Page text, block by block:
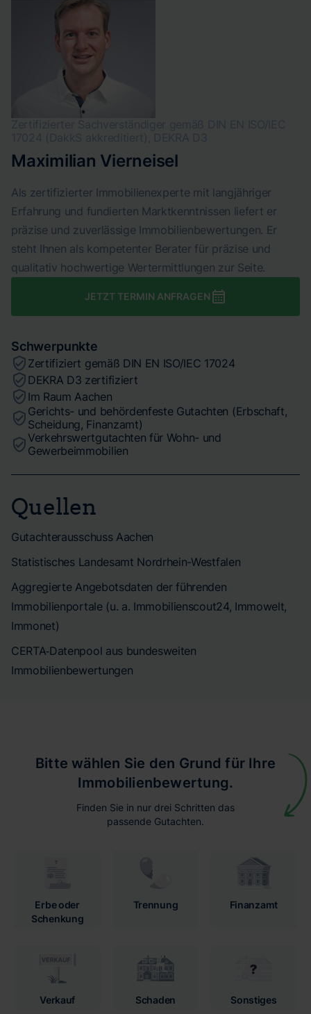
Maximilian Vierneisel
Als zertifizierter Immobilienexperte mit langjähriger
Erfahrung und fundierten Marktkenntnissen liefert er
präzise und zuverlässige Immobilienbewertungen. Er
steht Ihnen als kompetenter Berater für präzise und
qualitativ hochwertige Wertermittlungen zur Seite.
JETZT TERMIN ANFRAGEN
Schwerpunkte
Zertifiziert gemäß DIN EN ISO/IEC 17024
DEKRA D3 zertifiziert
Im Raum Aachen
Gerichts- und behördenfeste Gutachten (Erbschaft,
Scheidung, Finanzamt)
Verkehrswertgutachten für Wohn- und
Gewerbeimmobilien
Quellen
Gutachterausschuss Aachen
Statistisches Landesamt Nordrhein-Westfalen
Aggregierte Angebotsdaten der führenden
Immobilienportale (u. a. Immobilienscout24, Immowelt,
Immonet)
CERTA‑Datenpool aus bundesweiten
Immobilienbewertungen
Bitte wählen Sie den Grund für Ihre
Immobilienbewertung.
Finden Sie in nur drei Schritten das
passende Gutachten.
Erbe oder
Schenkung
Trennung Finanzamt
Verkauf Schaden Sonstiges